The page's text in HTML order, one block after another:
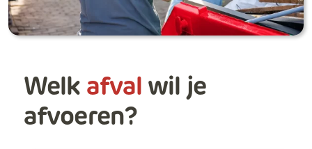
Welk afval wil je
afvoeren?